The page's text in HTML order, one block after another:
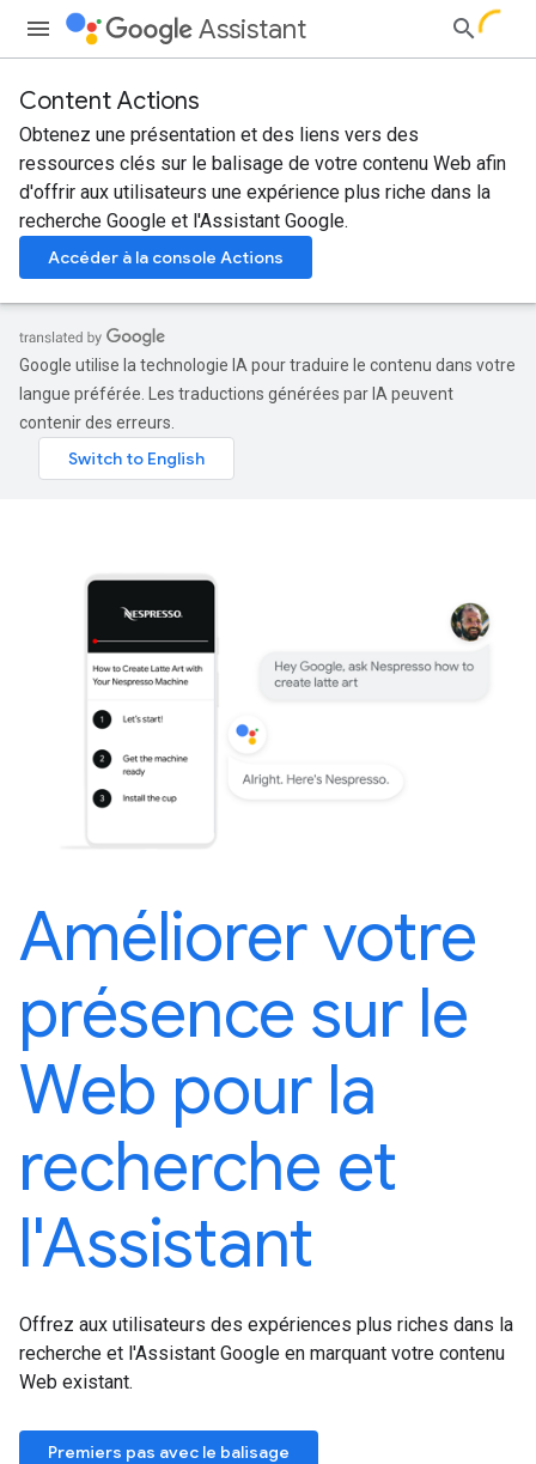
Assistant
Content Actions
Obtenez une présentation et des liens vers des
ressources clés sur le balisage de votre contenu Web afin
d'offrir aux utilisateurs une expérience plus riche dans la
recherche Google et l'Assistant Google.
Accéder à la console Actions
Google utilise la technologie IA pour traduire le contenu dans votre
langue préférée. Les traductions générées par IA peuvent
contenir des erreurs.
Améliorer votre
présence sur le
Web pour la
recherche et
l'Assistant
Offrez aux utilisateurs des expériences plus riches dans la
recherche et l'Assistant Google en marquant votre contenu
Web existant.
Premiers pas avec le balisage